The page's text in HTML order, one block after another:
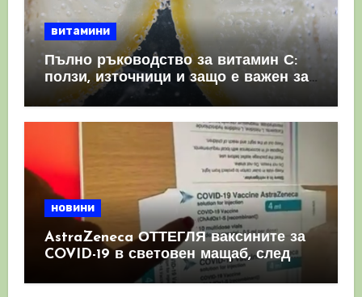
витамини
Пълно ръководство за витамин С:
ползи, източници и защо е важен за
имунната система
новини
AstraZeneca ОТТЕГЛЯ ваксините за
COVID-19 в световен мащаб, след
като призна, че те причиняват